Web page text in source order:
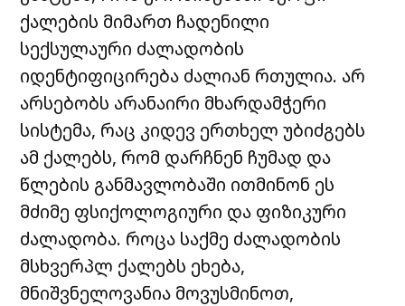
ქალების მიმართ ჩადენილი
სექსულაური ძალადობის
იდენტიფიცირება ძალიან რთულია. არ
არსებობს არანაირი მხარდამჭერი
სისტემა, რაც კიდევ ერთხელ უბიძგებს
ამ ქალებს, რომ დარჩნენ ჩუმად და
წლების განმავლობაში ითმინონ ეს
მძიმე ფსიქოლოგიური და ფიზიკური
ძალადობა. როცა საქმე ძალადობის
მსხვერპლ ქალებს ეხება,
მნიშვნელოვანია მოვუსმინოთ,